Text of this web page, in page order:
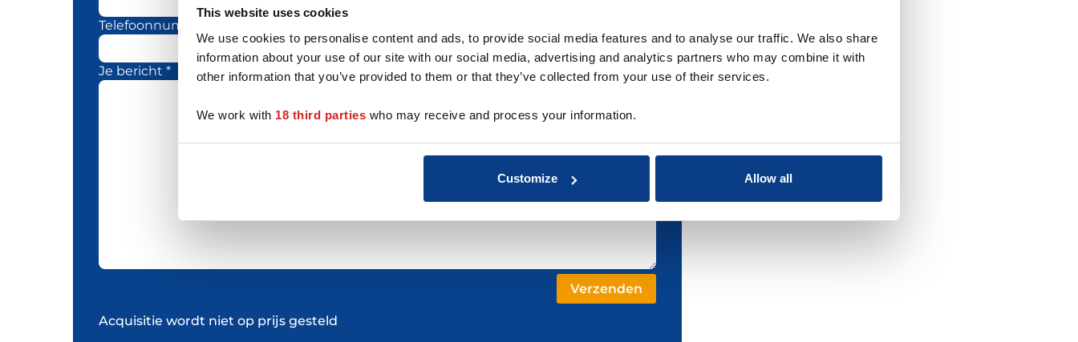
This website uses cookies
We use cookies to personalise content and ads, to provide social media features and to analyse our traffic. We also share
information about your use of our site with our social media, advertising and analytics partners who may combine it with
other information that you’ve provided to them or that they’ve collected from your use of their services.
We work with 18 third parties who may receive and process your information.
Customize Allow all
Telefoonnummer
Je bericht *
Acquisitie wordt niet op prijs gesteld